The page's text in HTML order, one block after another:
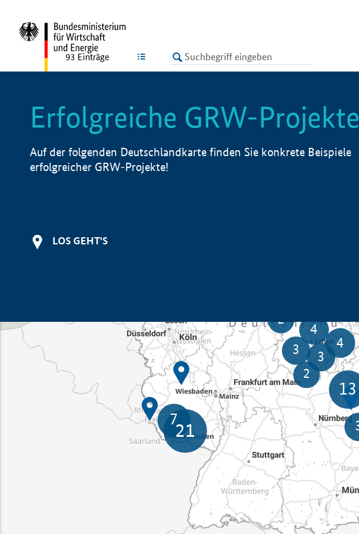
LISTE
93 Einträge
Erfolgreiche GRW-Projekte
Auf der folgenden Deutschlandkarte finden Sie konkrete Beispiele
erfolgreicher GRW-Projekte!
LOS GEHT'S